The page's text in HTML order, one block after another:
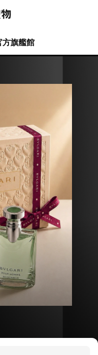
旗艦館